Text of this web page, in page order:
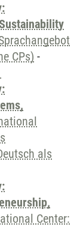
CPs) -
als
Center: